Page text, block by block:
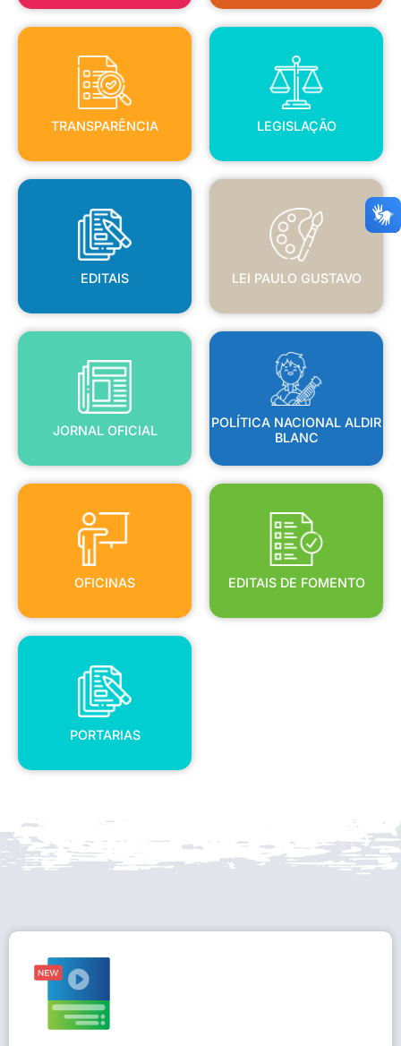
TRANSPARÊNCIA
TRANSPARÊNCIA
LEGISLAÇÃO
LEGISLAÇÃO
EDITAIS
EDITAIS
LEI PAULO GUSTAVO
LEI PAULO GUSTAVO
JORNAL OFICIAL
JORNAL OFICIAL
POLÍTICA NACIONAL ALDIR
BLANC
POLÍTICA NACIONAL ALDIR
BLANC
OFICINAS
OFICINAS
EDITAIS DE FOMENTO
EDITAIS DE FOMENTO
PORTARIAS
PORTARIAS